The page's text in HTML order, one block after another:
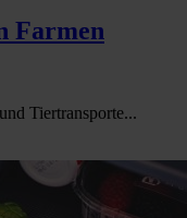
Farmen
Tiertransporte...